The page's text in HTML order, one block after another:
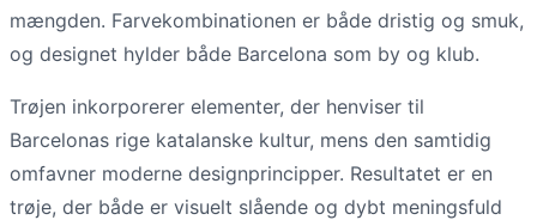
mængden. Farvekombinationen er både dristig og smuk,
og designet hylder både Barcelona som by og klub.
Trøjen inkorporerer elementer, der henviser til
Barcelonas rige katalanske kultur, mens den samtidig
omfavner moderne designprincipper. Resultatet er en
trøje, der både er visuelt slående og dybt meningsfuld